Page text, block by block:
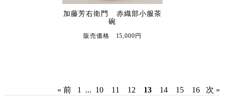
加藤芳右衛門 赤織部小服茶
碗
販売価格 15,000円
« 前 1 ... 10 11 12 13 14 15 16 次 »